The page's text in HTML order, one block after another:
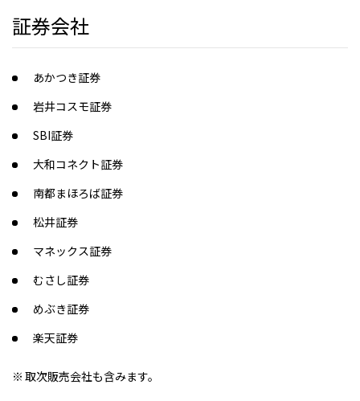
証券会社
あかつき証券
岩井コスモ証券
SBI証券
大和コネクト証券
南都まほろば証券
松井証券
マネックス証券
むさし証券
めぶき証券
楽天証券
取次販売会社も含みます。